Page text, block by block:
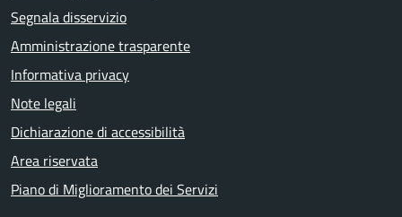
Segnala disservizio
Amministrazione trasparente
Informativa privacy
Note legali
Dichiarazione di accessibilità
Area riservata
Piano di Miglioramento dei Servizi